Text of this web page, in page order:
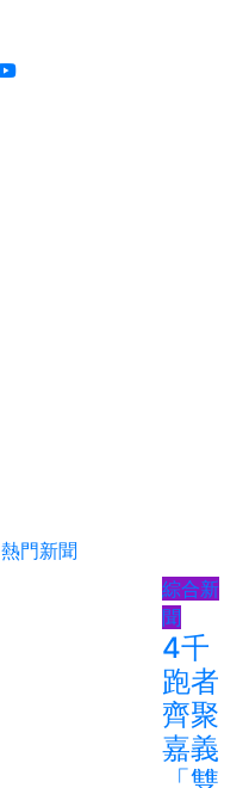
熱門新聞
綜合新
聞
4千
跑者
齊聚
嘉義